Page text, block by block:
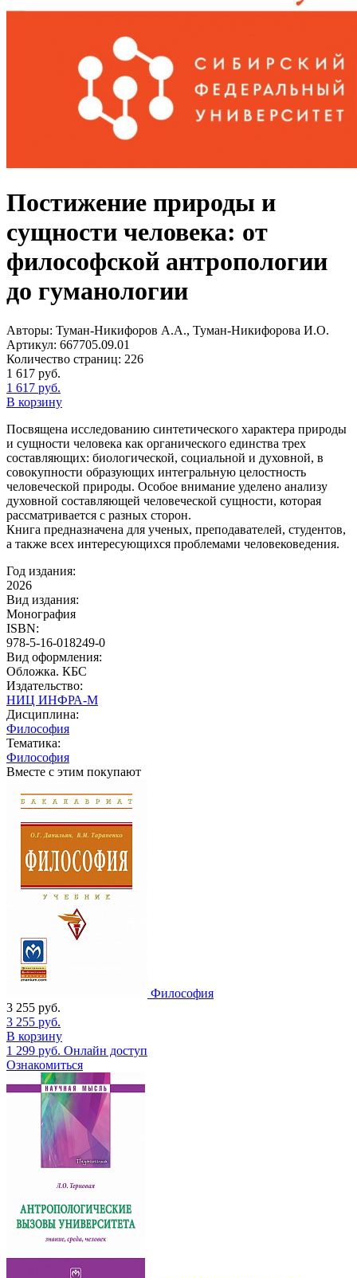
Постижение природы и
сущности человека: от
философской антропологии
до гуманологии
Авторы: Туман-Никифоров А.А., Туман-Никифорова И.О.
Артикул: 667705.09.01
Количество страниц: 226
1 617 руб.
1 617 руб.
В корзину
Посвящена исследованию синтетического характера природы
и сущности человека как органического единства трех
составляющих: биологической, социальной и духовной, в
совокупности образующих интегральную целостность
человеческой природы. Особое внимание уделено анализу
духовной составляющей человеческой сущности, которая
рассматривается с разных сторон.
Книга предназначена для ученых, преподавателей, студентов,
а также всех интересующихся проблемами человековедения.
Год издания:
2026
Вид издания:
Монография
ISBN:
978-5-16-018249-0
Вид оформления:
Обложка. КБС
Издательство:
НИЦ ИНФРА-М
Дисциплина:
Философия
Тематика:
Философия
Вместе с этим покупают
Философия
3 255 руб.
3 255 руб.
В корзину
1 299 руб. Онлайн доступ
Ознакомиться